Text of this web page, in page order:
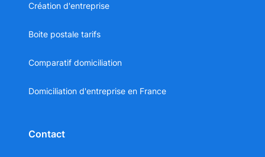
Création d'entreprise
Boite postale tarifs
Comparatif domiciliation
Domiciliation d'entreprise en France
Contact